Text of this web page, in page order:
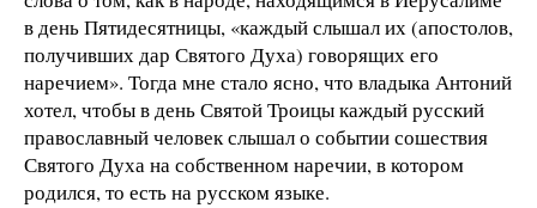
в день Пятидесятницы, «каждый слышал их (апостолов,
получивших дар Святого Духа) говорящих его
наречием». Тогда мне стало ясно, что владыка Антоний
хотел, чтобы в день Святой Троицы каждый русский
православный человек слышал о событии сошествия
Святого Духа на собственном наречии, в котором
родился, то есть на русском языке.